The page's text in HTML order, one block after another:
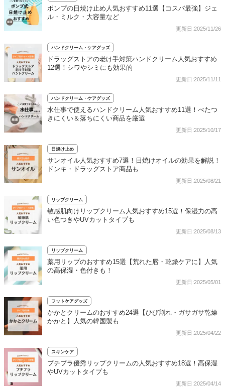
ポンプの日焼け止め人気おすすめ11選【コスパ最強】ジェ
ル・ミルク・大容量など
更新日:2025/11/26
ハンドクリーム・ケアグッズ
ドラッグストアの老け手対策ハンドクリーム人気おすすめ
12選！シワやシミにも効果的
更新日:2025/11/11
ハンドクリーム・ケアグッズ
水仕事で使えるハンドクリーム人気おすすめ11選！べたつ
きにくい＆落ちにくい商品を厳選
更新日:2025/10/17
日焼け止め
サンオイル人気おすすめ7選！日焼けオイルの効果を解説！
ドンキ・ドラッグストア商品も
更新日:2025/08/21
リップクリーム
敏感肌向けリップクリーム人気おすすめ15選！保湿力の高
い色つきやUVカットタイプも
更新日:2025/08/13
リップクリーム
薬用リップのおすすめ15選【荒れた唇・乾燥ケアに】人気
の高保湿・色付きも！
更新日:2025/05/01
フットケアグッズ
かかとクリームのおすすめ24選【ひび割れ・ガサガサ乾燥
かかと】人気の韓国製も
更新日:2025/04/22
スキンケア
プチプラ優秀リップクリームの人気おすすめ18選！高保湿
やUVカットタイプも
更新日:2025/04/14